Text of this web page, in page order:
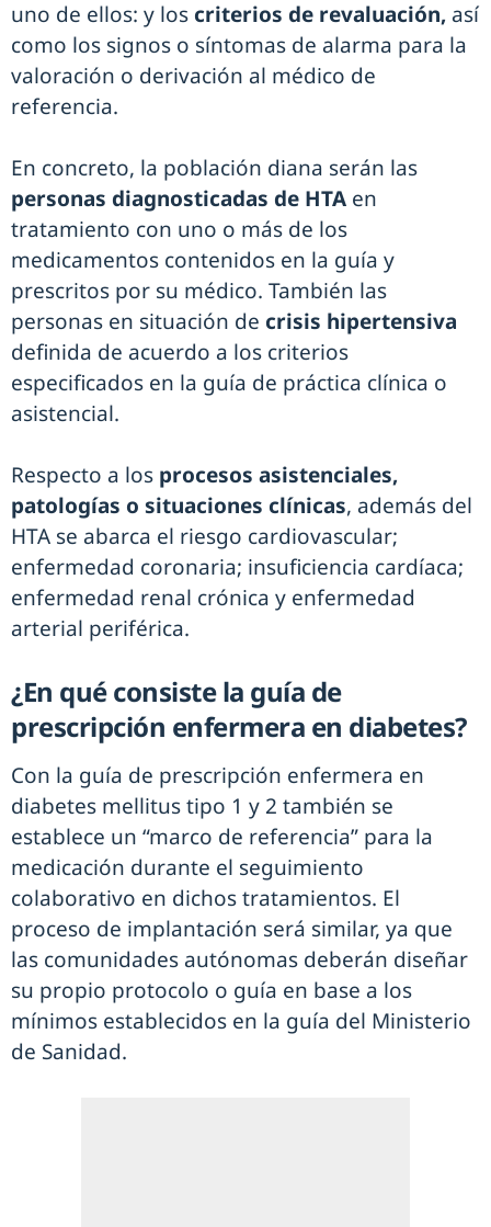
uno de ellos: y los criterios de revaluación, así
como los signos o síntomas de alarma para la
valoración o derivación al médico de
referencia.
En concreto, la población diana serán las
personas diagnosticadas de HTA en
tratamiento con uno o más de los
medicamentos contenidos en la guía y
prescritos por su médico. También las
personas en situación de crisis hipertensiva
definida de acuerdo a los criterios
especificados en la guía de práctica clínica o
asistencial.
Respecto a los procesos asistenciales,
patologías o situaciones clínicas, además del
HTA se abarca el riesgo cardiovascular;
enfermedad coronaria; insuficiencia cardíaca;
enfermedad renal crónica y enfermedad
arterial periférica.
¿En qué consiste la guía de
prescripción enfermera en diabetes?
Con la guía de prescripción enfermera en
diabetes mellitus tipo 1 y 2 también se
establece un “marco de referencia” para la
medicación durante el seguimiento
colaborativo en dichos tratamientos. El
proceso de implantación será similar, ya que
las comunidades autónomas deberán diseñar
su propio protocolo o guía en base a los
mínimos establecidos en la guía del Ministerio
de Sanidad.